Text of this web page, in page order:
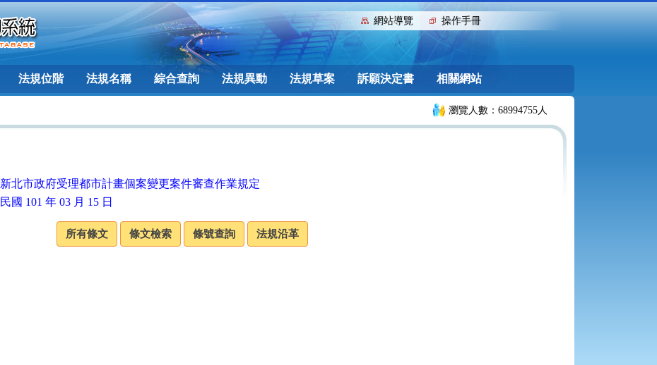
::: 網站導覽 操作手冊
法規位階 法規名稱 綜合查詢 法規異動 法規草案 訴願決定書 相關網站
瀏覽人數：68994755人
新北市政府受理都市計畫個案變更案件審查作業規定
民國 101 年 03 月 15 日